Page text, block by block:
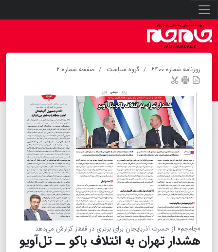
روزنامه شماره ۶۴۰۰ گروه سیاست صفحه شماره ۲
«جام‌جم» از حسرت آذربایجان برای برتری در قفقاز گزارش می‌دهد
هشدار تهران به ائتلاف باکو ــ تل‌آویو